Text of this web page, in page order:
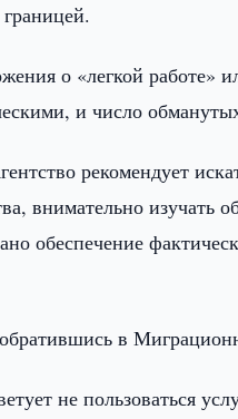
о «легкой работе»
и число
рекомендует
внимательно изучать
обеспечение
в
не пользоваться